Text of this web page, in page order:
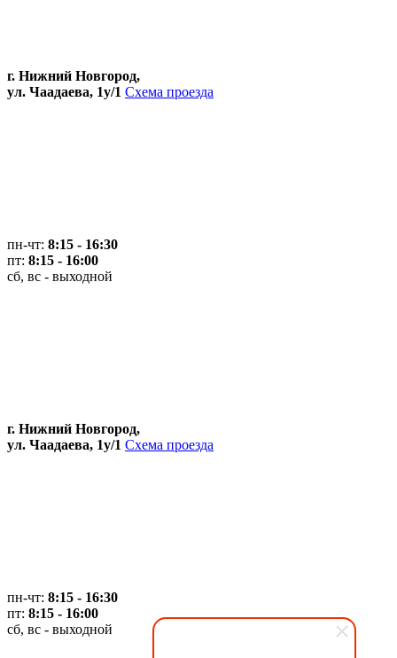
г. Нижний Новгород,
ул. Чаадаева, 1у/1 Схема проезда
пн-чт: 8:15 - 16:30
пт: 8:15 - 16:00
сб, вс - выходной
г. Нижний Новгород,
ул. Чаадаева, 1у/1 Схема проезда
пн-чт: 8:15 - 16:30
пт: 8:15 - 16:00
сб, вс - выходной